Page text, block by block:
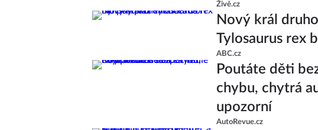
Živě.cz
Nový král
Tylosaurus rex
ABC.cz
Poutáte děti
chybu, chytrá
upozorní
AutoRevue.cz